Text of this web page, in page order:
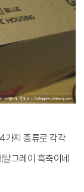
가지 종류로 각각
그레이 흑축이네